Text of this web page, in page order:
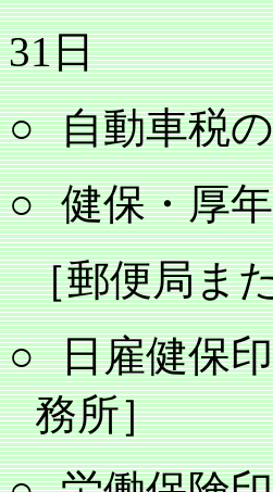
31日
○ 自動車税
○ 健保・厚
［郵便局ま
○ 日雇健保
務所］